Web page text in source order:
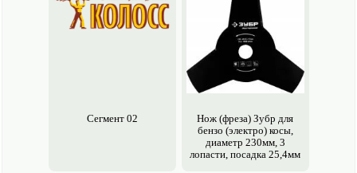
Сегмент 02
Нож (фреза) Зубр для
бензо (электро) косы,
диаметр 230мм, 3
лопасти, посадка 25,4мм